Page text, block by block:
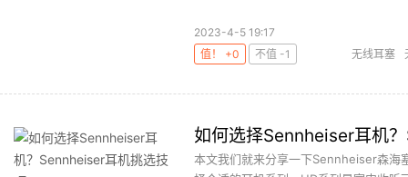
2023-4-5 19:17
值！ +0
不值 -1 无线耳塞
如何选择Sennheiser耳机
本文我们就来分享一下Sennheiser森海